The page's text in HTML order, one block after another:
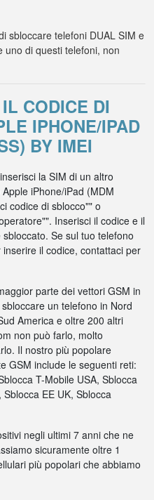
sbloccare telefoni DUAL SIM e
uno di questi telefoni, non
CODICE DI
IPHONE/IPAD
BY IMEI
la SIM di un altro
iPhone/iPad (MDM
codice di sblocco"" o
Inserisci il codice e il
Se sul tuo telefono
il codice, contattaci per
parte dei vettori GSM in
un telefono in Nord
America e oltre 200 altri
non può farlo, molto
Il nostro più popolare
GSM include le seguenti reti:
T-Mobile USA, Sblocca
EE UK, Sblocca
negli ultimi 7 anni che ne
sicuramente oltre 1
più popolari che abbiamo